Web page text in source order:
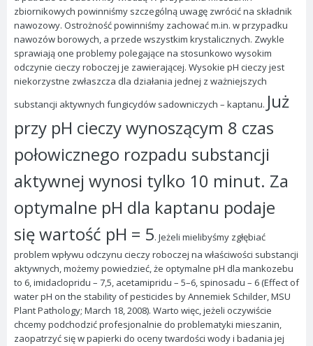
zbiornikowych powinniśmy szczególną uwagę zwrócić na składnik
nawozowy. Ostrożność powinniśmy zachować m.in. w przypadku
nawozów borowych, a przede wszystkim krystalicznych. Zwykle
sprawiają one problemy polegające na stosunkowo wysokim
odczynie cieczy roboczej je zawierającej. Wysokie pH cieczy jest
niekorzystne zwłaszcza dla działania jednej z ważniejszych
substancji aktywnych fungicydów sadowniczych – kaptanu. Już
przy pH cieczy wynoszącym 8 czas
połowicznego rozpadu substancji
aktywnej wynosi tylko 10 minut. Za
optymalne pH dla kaptanu podaje
się wartość pH = 5. Jeżeli mielibyśmy zgłębiać
problem wpływu odczynu cieczy roboczej na właściwości substancji
aktywnych, możemy powiedzieć, że optymalne pH dla mankozebu
to 6, imidaclopridu – 7,5, acetamipridu – 5–6, spinosadu – 6 (Effect of
water pH on the stability of pesticides by Annemiek Schilder, MSU
Plant Pathology; March 18, 2008). Warto więc, jeżeli oczywiście
chcemy podchodzić profesjonalnie do problematyki mieszanin,
zaopatrzyć się w papierki do oceny twardości wody i badania jej